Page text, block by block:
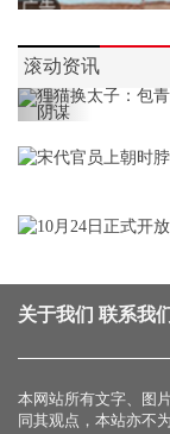
滚动资讯
Previous
关于我们 联系我
本网站所有文字、图
同其观点，本站亦不